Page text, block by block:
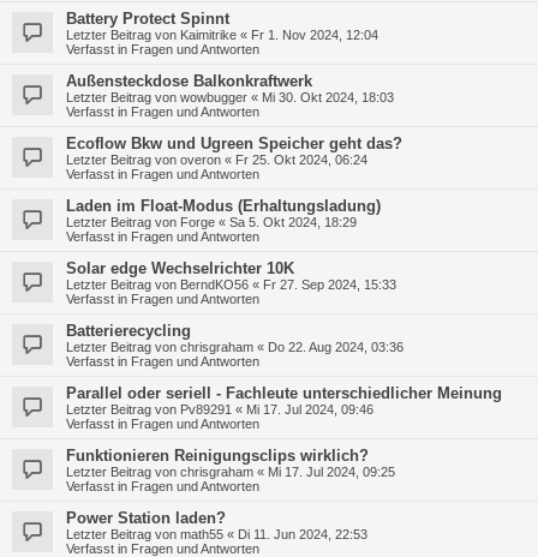
Battery Protect Spinnt
Letzter Beitrag von Kaimitrike « Fr 1. Nov 2024, 12:04
Verfasst in Fragen und Antworten
Außensteckdose Balkonkraftwerk
Letzter Beitrag von wowbugger « Mi 30. Okt 2024, 18:03
Verfasst in Fragen und Antworten
Ecoflow Bkw und Ugreen Speicher geht das?
Letzter Beitrag von overon « Fr 25. Okt 2024, 06:24
Verfasst in Fragen und Antworten
Laden im Float-Modus (Erhaltungsladung)
Letzter Beitrag von Forge « Sa 5. Okt 2024, 18:29
Verfasst in Fragen und Antworten
Solar edge Wechselrichter 10K
Letzter Beitrag von BerndKO56 « Fr 27. Sep 2024, 15:33
Verfasst in Fragen und Antworten
Batterierecycling
Letzter Beitrag von chrisgraham « Do 22. Aug 2024, 03:36
Verfasst in Fragen und Antworten
Parallel oder seriell - Fachleute unterschiedlicher Meinung
Letzter Beitrag von Pv89291 « Mi 17. Jul 2024, 09:46
Verfasst in Fragen und Antworten
Funktionieren Reinigungsclips wirklich?
Letzter Beitrag von chrisgraham « Mi 17. Jul 2024, 09:25
Verfasst in Fragen und Antworten
Power Station laden?
Letzter Beitrag von math55 « Di 11. Jun 2024, 22:53
Verfasst in Fragen und Antworten